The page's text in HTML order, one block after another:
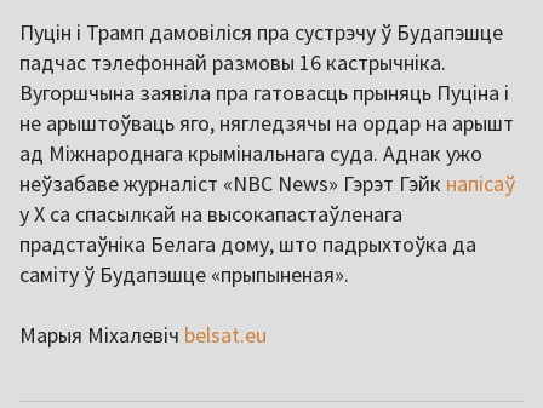
Пуцін і Трамп дамовіліся пра сустрэчу ў Будапэшце
падчас тэлефоннай размовы 16 кастрычніка.
Вугоршчына заявіла пра гатовасць прыняць Пуціна і
не арыштоўваць яго, нягледзячы на ордар на арышт
ад Міжнароднага крымінальнага суда. Аднак ужо
неўзабаве журналіст «NBC News» Гэрэт Гэйк напісаў
у Х са спасылкай на высокапастаўленага
прадстаўніка Белага дому, што падрыхтоўка да
саміту ў Будапэшце «прыпыненая».
Марыя Міхалевіч belsat.eu